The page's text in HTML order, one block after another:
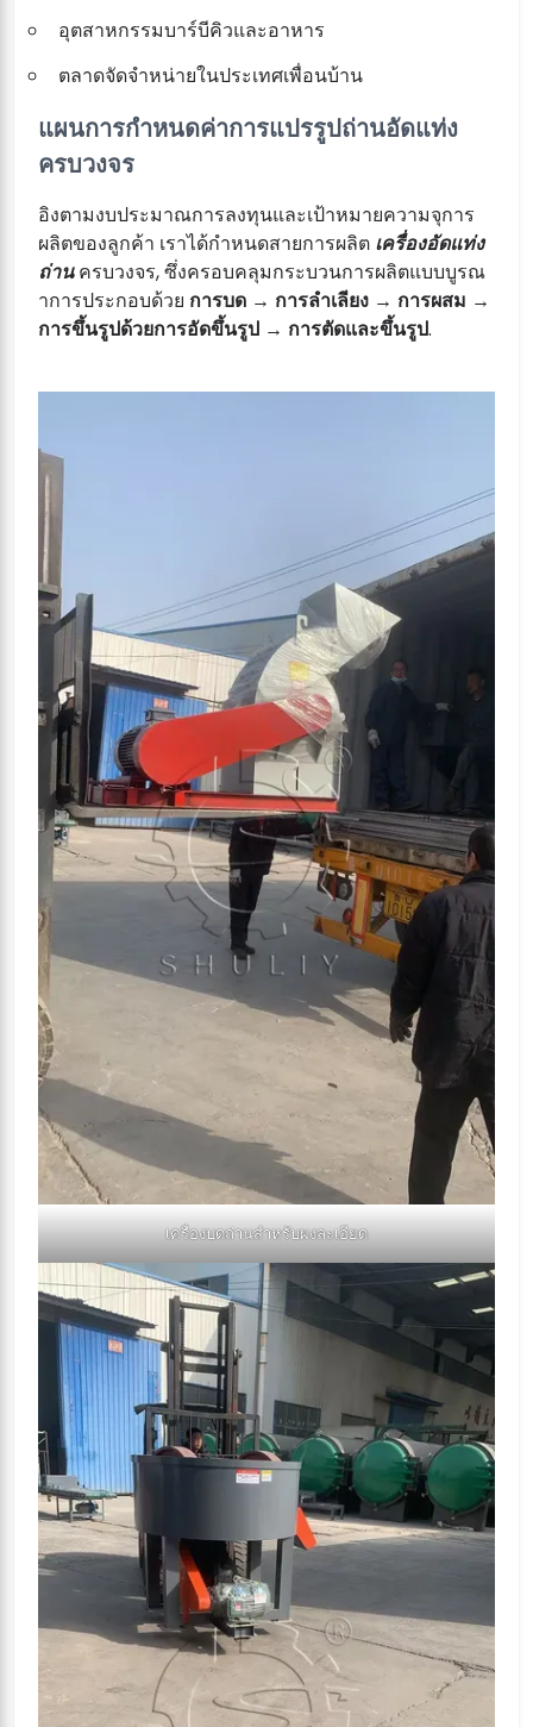
อุตสาหกรรมบาร์บีคิวและอาหาร
ตลาดจัดจำหน่ายในประเทศเพื่อนบ้าน
แผนการกำหนดค่าการแปรรูปถ่านอัดแท่ง
ครบวงจร
อิงตามงบประมาณการลงทุนและเป้าหมายความจุการ
ผลิตของลูกค้า เราได้กำหนดสายการผลิต เครื่องอัดแท่ง
ถ่านครบวงจร, ซึ่งครอบคลุมกระบวนการผลิตแบบบูรณ
าการประกอบด้วย การบด → การลำเลียง → การผสม →
การขึ้นรูปด้วยการอัดขึ้นรูป → การตัดและขึ้นรูป.
เครื่องบดถ่านสำหรับผงละเอียด